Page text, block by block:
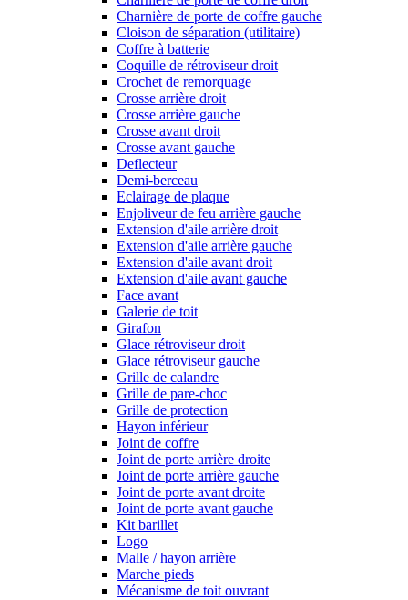
Charnière de porte de coffre gauche
Cloison de séparation (utilitaire)
Coffre à batterie
Coquille de rétroviseur droit
Crochet de remorquage
Crosse arrière droit
Crosse arrière gauche
Crosse avant droit
Crosse avant gauche
Deflecteur
Demi-berceau
Eclairage de plaque
Enjoliveur de feu arrière gauche
Extension d'aile arrière droit
Extension d'aile arrière gauche
Extension d'aile avant droit
Extension d'aile avant gauche
Face avant
Galerie de toit
Girafon
Glace rétroviseur droit
Glace rétroviseur gauche
Grille de calandre
Grille de pare-choc
Grille de protection
Hayon inférieur
Joint de coffre
Joint de porte arrière droite
Joint de porte arrière gauche
Joint de porte avant droite
Joint de porte avant gauche
Kit barillet
Logo
Malle / hayon arrière
Marche pieds
Mécanisme de toit ouvrant